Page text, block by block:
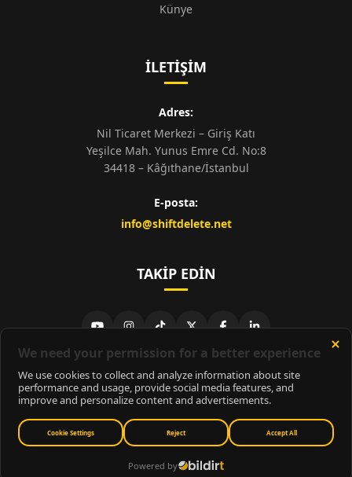
Künye
İLETIŞIM
Adres:
Nil Ticaret Merkezi – Giriş Katı
Yeşilce Mah. Yunus Emre Cd. No:8
34418 – Kâğıthane/İstanbul
E-posta:
info@shiftdelete.net
TAKIP EDIN
© 2026ShiftDelete.Net- Tüm hakları saklıdır.
ShiftDelete.Net, İnternet Medyası ve Bilişim Muhabirleri Derneği
üyesidir.